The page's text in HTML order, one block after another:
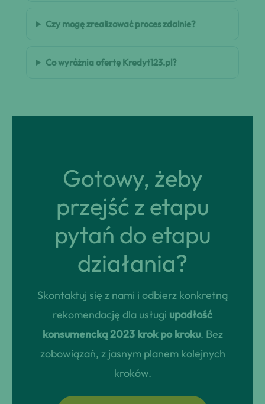
Czy mogę zrealizować proces zdalnie?
Co wyróżnia ofertę Kredyt123.pl?
Gotowy, żeby
przejść z etapu
pytań do etapu
działania?
Skontaktuj się z nami i odbierz konkretną
rekomendację dla usługi upadłość
konsumencką 2023 krok po kroku. Bez
zobowiązań, z jasnym planem kolejnych
kroków.